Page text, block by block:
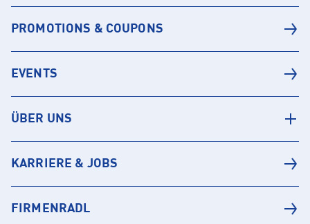
PROMOTIONS & COUPONS
EVENTS
ÜBER UNS
KARRIERE & JOBS
FIRMENRADL